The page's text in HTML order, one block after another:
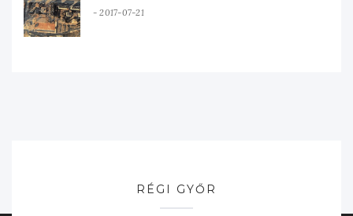
2017-07-21
RÉGI GYŐR